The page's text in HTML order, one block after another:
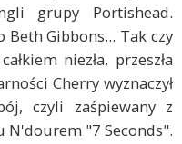
grupy Portishead.
Beth Gibbons... Tak czy
niezła, przeszła
Cherry wyznaczył
czyli zaśpiewany z
N'dourem "7 Seconds".